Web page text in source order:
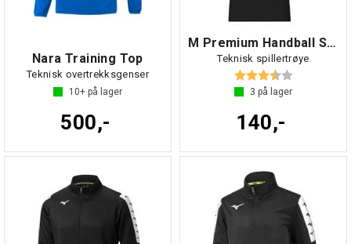
Nara Training Top
Teknisk overtrekksgenser
10+ på lager
500,-
M Premium Handball Shirt
Teknisk spillertrøye
Karakter: 3.8 av 5
3 på lager
140,-